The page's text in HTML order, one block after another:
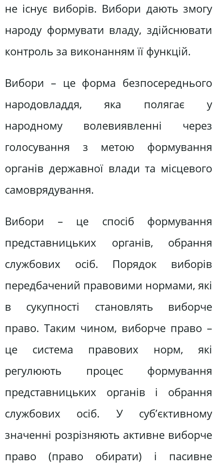
не існує виборів. Вибори дають змогу
народу формувати владу, здійснювати
контроль за виконанням її функцій.
Вибори – це форма безпосереднього
народовладдя, яка полягає у
народному волевиявленні через
голосування з метою формування
органів державної влади та місцевого
самоврядування.
Вибори – це спосіб формування
представницьких органів, обрання
службових осіб. Порядок виборів
передбачений правовими нормами, які
в сукупності становлять виборче
право. Таким чином, виборче право –
це система правових норм, які
регулюють процес формування
представницьких органів і обрання
службових осіб. У суб’єктивному
значенні розрізняють активне виборче
право (право обирати) і пасивне